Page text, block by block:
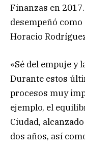
Finanzas en
desempeñó
Horacio
«Sé del empuje y
Durante estos
procesos muy
ejemplo, el
Ciudad,
dos años, así